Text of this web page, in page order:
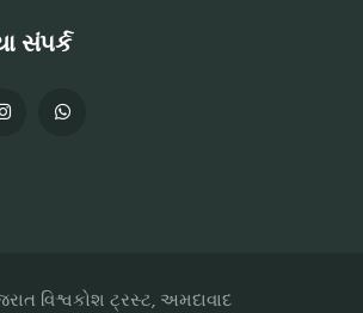
સંપર્ક
વિશ્વકોશ ટ્રસ્ટ, અમદાવાદ